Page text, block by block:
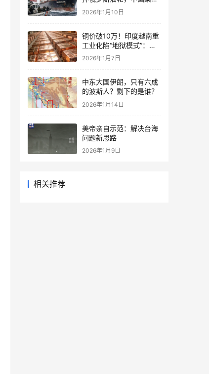
箱武装船早有准备？
2026年1月10日
铜价破10万！印度越南重
工业化陷“地狱模式”：中
国当年抄底的历史红利，
2026年1月7日
中东大国伊朗，只有六成
的波斯人？剩下的是谁？
2026年1月14日
美帝亲自示范：解决台海
问题新思路
2026年1月9日
相关推荐